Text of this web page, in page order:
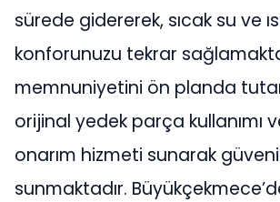
sürede gidererek, sıcak su ve
konforunuzu tekrar
memnuniyetini ön planda
orijinal yedek parça kullanımı
onarım hizmeti sunarak
sunmaktadır.